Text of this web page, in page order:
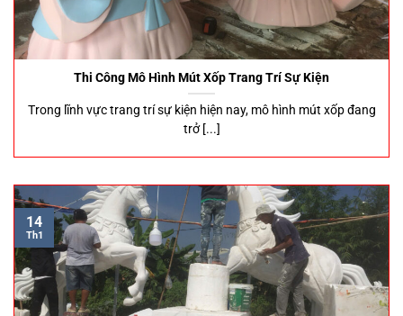
Thi Công Mô Hình Mút Xốp Trang Trí Sự Kiện
Trong lĩnh vực trang trí sự kiện hiện nay, mô hình mút xốp đang
trở [...]
14
Th1